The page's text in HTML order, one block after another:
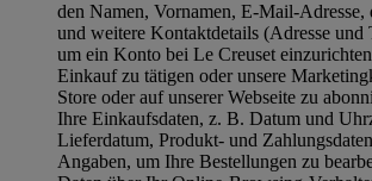
den Namen, Vornamen, E-Mail-Adresse,
und weitere Kontaktdetails (Adresse und
um ein Konto bei Le Creuset
Einkauf zu tätigen oder unsere
Store oder auf unserer Webseite zu
Ihre Einkaufsdaten, z. B. Datum und
Lieferdatum, Produkt- und
Angaben, um Ihre Bestellungen zu